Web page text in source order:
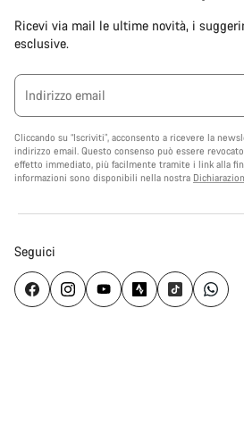
Ricevi via mail le ultime novità, i
esclusive.
Indirizzo email
Cliccando su “Iscriviti”, acconsento a ricevere la
indirizzo email. Questo consenso può essere
effetto immediato, più facilmente tramite i link alla
informazioni sono disponibili nella nostra
Seguici